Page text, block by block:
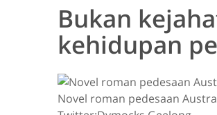
Bukan
kehidupan
Novel roman pedesaan